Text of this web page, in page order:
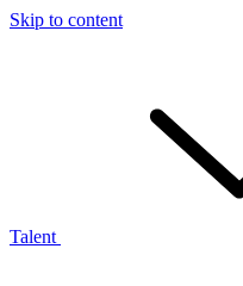
Skip to content
Talent